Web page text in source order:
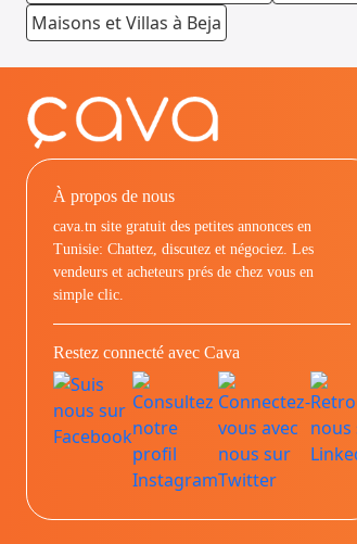
Maisons et Villas à Beja
À propos de nous
cava.tn site gratuit des petites annonces en
Tunisie: Chattez, discutez et négociez. Les
vendeurs et acheteurs prés de chez vous en
simple clic.
Restez connecté avec Cava